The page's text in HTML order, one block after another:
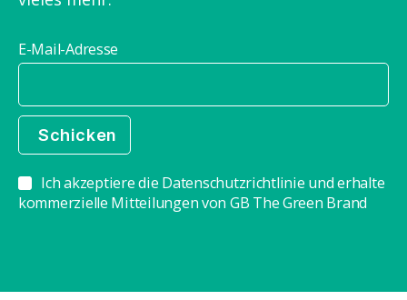
E-Mail-Adresse
Ich akzeptiere die Datenschutzrichtlinie und erhalte
kommerzielle Mitteilungen von GB The Green Brand